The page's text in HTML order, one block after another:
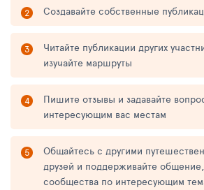
Создавайте собственные
Читайте публикации других
изучайте маршруты
Пишите отзывы и задавайте
интересующим вас местам
Общайтесь с другими
друзей и поддерживайте общение,
сообщества по интересующим